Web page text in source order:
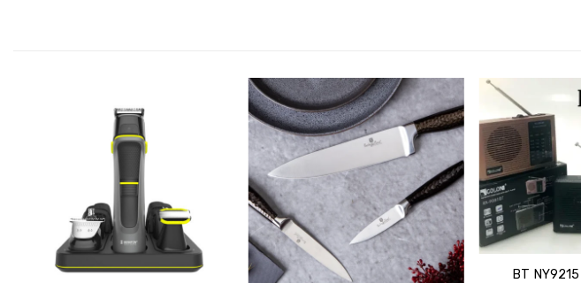
הוסף
ל
WISHLIST
+
הוסף
ל
WISHLIST